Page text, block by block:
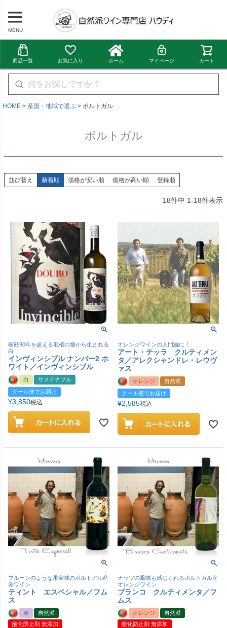
MENU
商品一覧 お気に入り ホーム マイページ カート
HOME 産国・地域で選ぶ ポルトガル
ポルトガル
並び替え 新着順 価格が安い順 価格が高い順 登録順
18件中 1-18件表示
樹齢90年を超える混植の畑から生まれる
白
インヴィンシブル ナンバー2 ホ
ワイト／インヴィンシブル
白
サステナブル
クール便でお届け
¥3,850税込
オレンジワインの入門編に！
アート・テッラ クルティメン
タ／アレクシャンドレ・レウヴ
ァス
オレンジ
自然派
クール便でお届け
¥2,585税込
プルーンのような果実味のポルトガル産
赤ワイン
ティント エスペシャル／フム
ス
赤
自然派
酸化防止剤 無添加
ナッツの風味も感じられるポルトガル産
オレンジワイン
ブランコ クルティメンタ／フ
ムス
オレンジ
自然派
酸化防止剤 無添加